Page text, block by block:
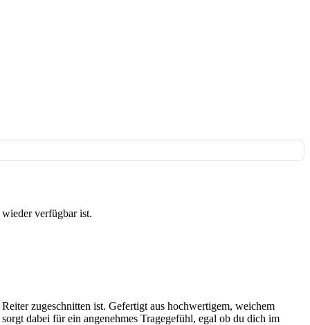
verfügbar ist.
zugeschnitten ist. Gefertigt aus hochwertigem, weichem
dabei für ein angenehmes Tragegefühl, egal ob du dich im